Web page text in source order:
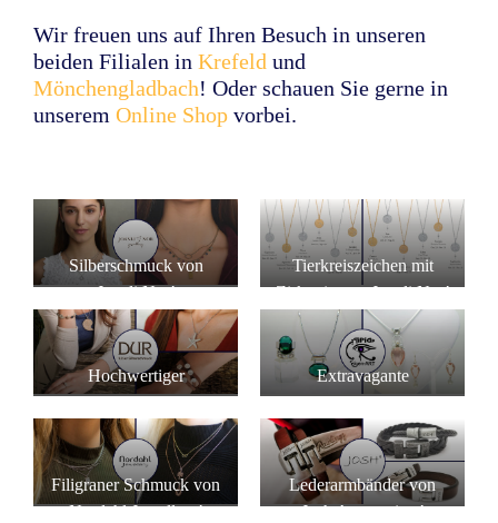
Wir freuen uns auf Ihren Besuch in unseren
beiden Filialen in Krefeld und
Mönchengladbach! Oder schauen Sie gerne in
unserem Online Shop vorbei.
Silberschmuck von
Joanli Nor!
Tierkreiszeichen mit
Zirkonia von Joanli Nor!
Hochwertiger
Siberschmuck von DUR
Schmuck!
Extravagante
Einzelstücke von Tipico
Eigenart!
Filigraner Schmuck von
Nordahl Jewellery!
Lederarmbänder von
Josh Accessoires!